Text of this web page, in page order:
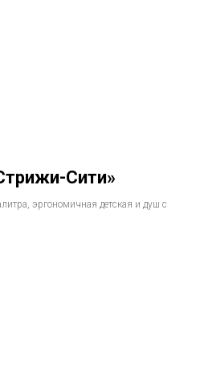
Сити»
эргономичная детская и душ с